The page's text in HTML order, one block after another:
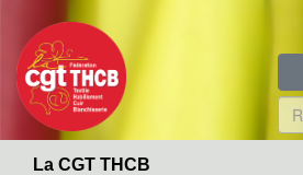
contenu
principal
La CGT THCB